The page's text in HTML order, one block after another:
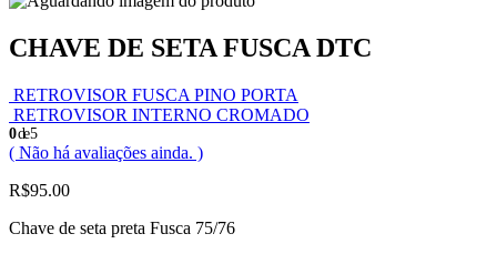
CHAVE DE SETA FUSCA DTC
RETROVISOR FUSCA PINO PORTA
RETROVISOR INTERNO CROMADO
0de 5
( Não há avaliações ainda. )
R$95.00
Chave de seta preta Fusca 75/76